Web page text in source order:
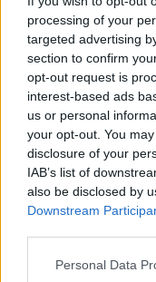
processing of your
targeted advertising
section to confirm
opt-out request is
interest-based ads
us or personal
your opt-out. You
disclosure of your
IAB’s list of
also be disclosed by
Downstream
Please note that this
Personal Data
engedélyt kért a hajó
kapott a vezérkartól,
találta.A Belgrano
néven az USA II.
Harbort is), ez az
jelentette. A Belgrano
következménye: az
visszavonta összes
környékéről az
nem kellett attól
veszélyeztetik.A Május
hogy a rajta állomásozó
harrierek elleni harcra.